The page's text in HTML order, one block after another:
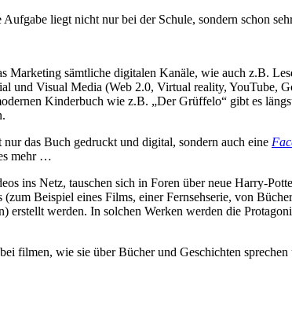
liegt nicht nur bei der Schule, sondern schon
sämtliche digitalen Kanäle, wie auch z.B.
und Visual Media (Web 2.0, Virtual reality, YouTube,
Kinderbuch wie z.B. „Der Grüffelo“ gibt es
das Buch gedruckt und digital, sondern auch eine
mehr …
ins Netz, tauschen sich in Foren über neue Harry-
Beispiel eines Films, einer Fernsehserie, von
erstellt werden. In solchen Werken werden die
filmen, wie sie über Bücher und Geschichten